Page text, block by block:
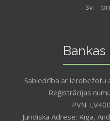
Sv. -
Sabiedrība ar ierobežotu
Reģistrācijas
PVN:
Juridiska Adrese: Rīga,